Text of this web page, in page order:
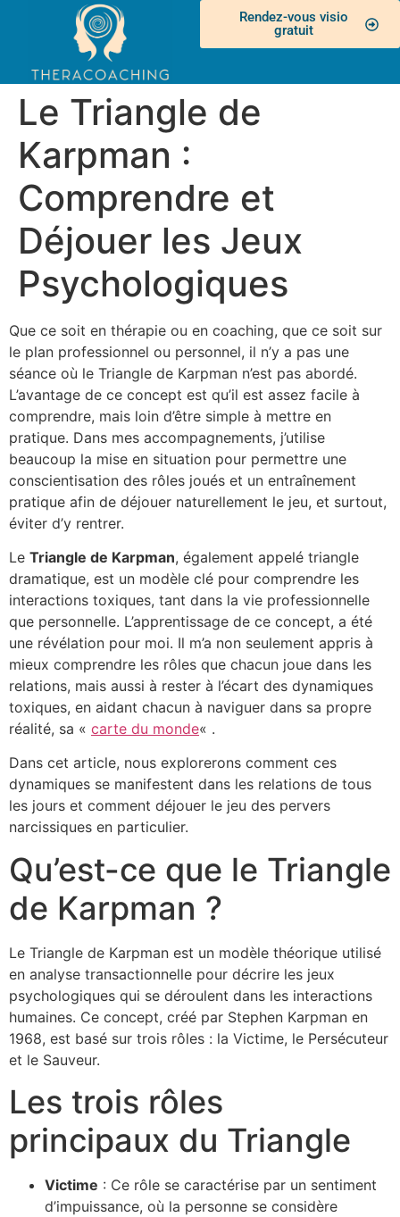
Rendez-vous visio
gratuit
Le Triangle de
Karpman :
Comprendre et
Déjouer les Jeux
Psychologiques
Que ce soit en thérapie ou en coaching, que ce soit sur
le plan professionnel ou personnel, il n’y a pas une
séance où le Triangle de Karpman n’est pas abordé.
L’avantage de ce concept est qu’il est assez facile à
comprendre, mais loin d’être simple à mettre en
pratique. Dans mes accompagnements, j’utilise
beaucoup la mise en situation pour permettre une
conscientisation des rôles joués et un entraînement
pratique afin de déjouer naturellement le jeu, et surtout,
éviter d’y rentrer.
Le Triangle de Karpman, également appelé triangle
dramatique, est un modèle clé pour comprendre les
interactions toxiques, tant dans la vie professionnelle
que personnelle. L’apprentissage de ce concept, a été
une révélation pour moi. Il m’a non seulement appris à
mieux comprendre les rôles que chacun joue dans les
relations, mais aussi à rester à l’écart des dynamiques
toxiques, en aidant chacun à naviguer dans sa propre
réalité, sa « carte du monde« .
Dans cet article, nous explorerons comment ces
dynamiques se manifestent dans les relations de tous
les jours et comment déjouer le jeu des pervers
narcissiques en particulier.
Qu’est-ce que le Triangle
de Karpman ?
Le Triangle de Karpman est un modèle théorique utilisé
en analyse transactionnelle pour décrire les jeux
psychologiques qui se déroulent dans les interactions
humaines. Ce concept, créé par Stephen Karpman en
1968, est basé sur trois rôles : la Victime, le Persécuteur
et le Sauveur.
Les trois rôles
principaux du Triangle
Victime : Ce rôle se caractérise par un sentiment
d’impuissance, où la personne se considère